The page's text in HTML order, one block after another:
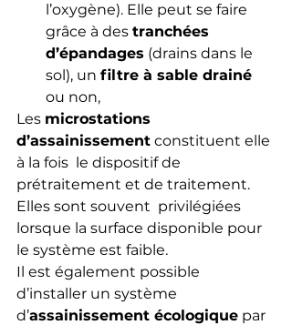
l’oxygène). Elle peut se faire
grâce à des tranchées
d’épandages (drains dans le
sol), un filtre à sable drainé
ou non,
Les microstations
d’assainissement constituent elle
à la fois  le dispositif de
prétraitement et de traitement.
Elles sont souvent  privilégiées
lorsque la surface disponible pour
le système est faible.
Il est également possible
d’installer un système
d’assainissement écologique par